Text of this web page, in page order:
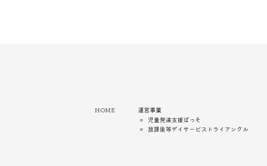
HOME
運営事業
児童発達支援ぱっそ
放課後等デイサービストライアングル